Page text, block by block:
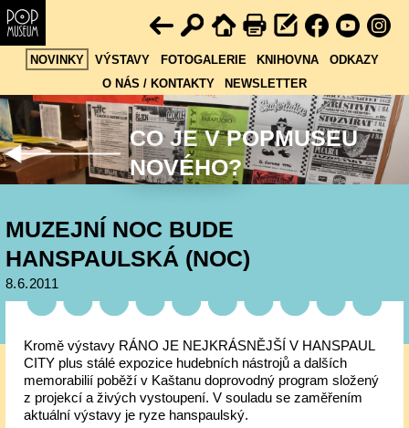
NOVINKY VÝSTAVY FOTOGALERIE KNIHOVNA
ODKAZY
O NÁS / KONTAKTY
NEWSLETTER
CO JE V POPMUSEU
NOVÉHO?
MUZEJNÍ NOC BUDE
HANSPAULSKÁ (NOC)
8.6.2011
Kromě výstavy RÁNO JE NEJKRÁSNĚJŠÍ V HANSPAUL
CITY plus stálé expozice hudebních nástrojů a dalších
memorabilií poběží v Kaštanu doprovodný program složený
z projekcí a živých vystoupení. V souladu se zaměřením
aktuální výstavy je ryze hanspaulský.